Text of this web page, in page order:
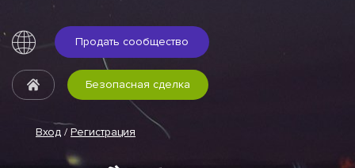
Продать сообщество
Вход / Регистрация
Безопасная сделка